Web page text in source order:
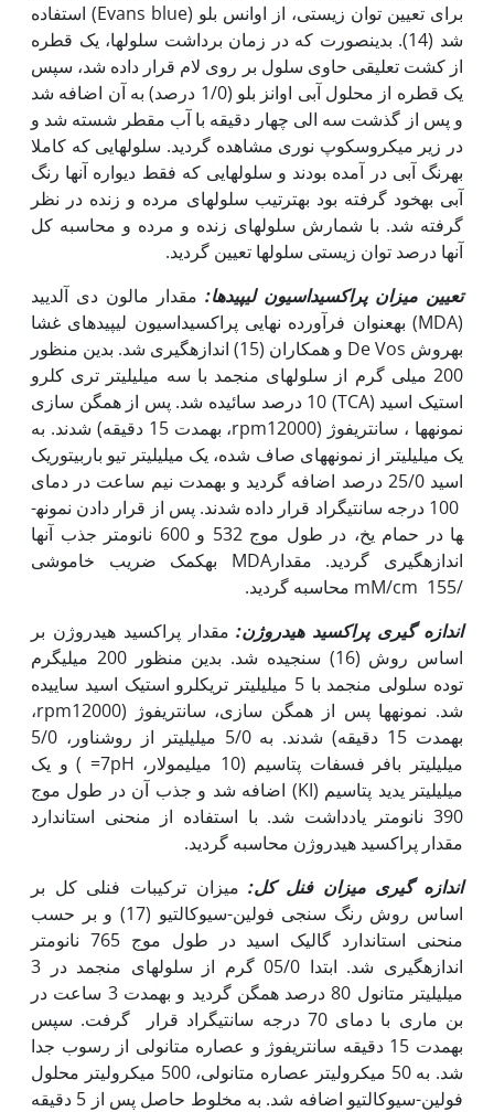
برای تعیین توان زیستی، از اوانس بلو (Evans blue) استفاده
شد (14). بدین‏صورت که در زمان برداشت سلول‏ها، یک قطره
از کشت تعلیقی حاوی سلول بر روی لام قرار داده شد، سپس
یک قطره از محلول آبی اوانز بلو (1/0 درصد) به آن اضافه شد
و پس از گذشت سه الی چهار دقیقه با آب مقطر شسته شد و
در زیر میکروسکوپ نوری مشاهده گردید. سلول‏هایی که کاملا
به‏رنگ آبی در آمده بودند و سلول‏هایی که فقط دیواره آن‏ها رنگ
آبی به‏خود گرفته بود به‏ترتیب سلول‏های مرده و زنده در نظر
گرفته شد. با شمارش سلول‏های زنده و مرده و محاسبه کل
آن‏ها درصد توان زیستی سلول‏ها تعیین گردید.
تعیین میزان پراکسیداسیون لیپیدها: مقدار مالون دی آلدیید
(MDA) به‏عنوان فرآورده نهایی پراکسیداسیون لیپیدهای غشا
به‏روش De Vos و همکاران (15) اندازه‏گیری شد. بدین منظور
200 میلی گرم از سلول‏های منجمد با سه میلی‏لیتر تری کلرو
استیک اسید (TCA) 10 درصد سائیده شد. پس از همگن سازی
نمونه‏ها ، سانتریفوژ (rpm12000‏، به‏مدت 15 دقیقه) شدند. به
یک میلی‏لیتر از نمونه­های صاف شده، یک میلی‏لیتر تیو باربیتوریک
اسید 25/0 درصد اضافه گردید و به‏مدت نیم ساعت در دمای
100 درجه سانتی‏گراد قرار داده شدند. پس از قرار دادن نمونه­
ها در حمام یخ، در طول موج 532 و 600 نانومتر جذب آن‏ها
اندازه‏گیری گردید. مقدارMDA به‏کمک ضریب خاموشی
/mM/cm 155 محاسبه گردید.
اندازه گیریپراکسید هیدروژن:مقدار پراکسید هیدروژن بر
اساس روش (16) سنجیده شد. بدین منظور 200 میلی‏گرم
توده سلولی منجمد با 5 میلی‏لیتر تری‏کلرو استیک اسید ساییده
شد. نمونه‏ها پس از همگن سازی، سانتریفوژ (rpm12000،
به‏مدت 15 دقیقه) شدند. به 5/0 میلی‏لیتر از روشناور، 5/0
میلی‏لیتر بافر فسفات پتاسیم (10 میلی‏مولار، 7pH= ) و یک
میلی‏لیتر یدید پتاسیم (KI) اضافه شد و جذب آن در طول موج
390 نانومتر یادداشت شد. با استفاده از منحنی استاندارد
مقدار پراکسید هیدروژن محاسبه گردید.
اندازه گیری میزان فنل کل:میزان ترکیبات فنلی کل بر
اساس روش رنگ سنجی فولین-سیوکالتیو (17) و بر حسب
منحنی استاندارد گالیک اسید در طول موج 765 نانومتر
اندازه‏گیری شد. ابتدا 05/0 گرم از سلول‏های منجمد در 3
میلی‏لیتر متانول 80 درصد همگن گردید و به‏مدت 3 ساعت در
بن ماری با دمای 70 درجه سانتی‏گراد قرار گرفت. سپس
به‏مدت 15 دقیقه سانتریفوژ و عصاره متانولی از رسوب جدا
شد. به 50 میکرولیتر عصاره متانولی، 500 میکرولیتر محلول
فولین-سیوکالتیو اضافه شد. به مخلوط حاصل پس از 5 دقیقه